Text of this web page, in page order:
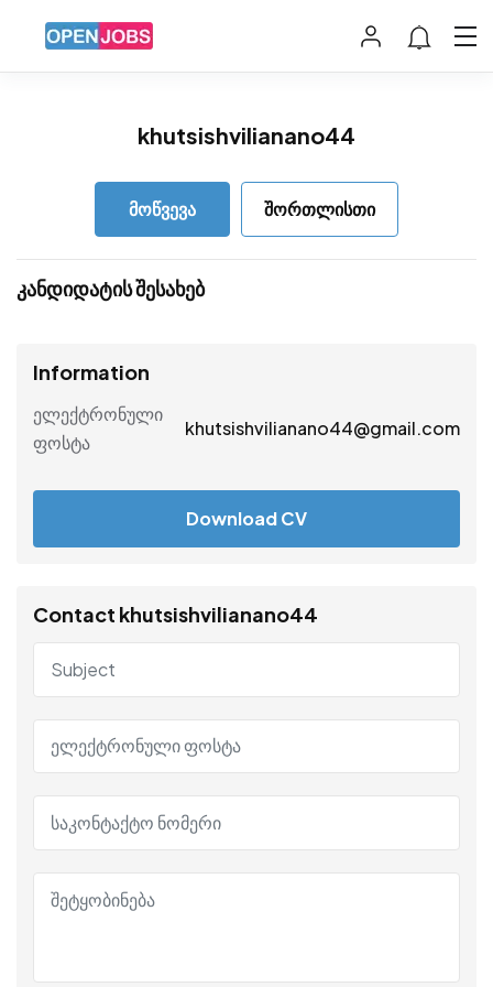
khutsishvilianano44
მოწვევა შორთლისთი
კანდიდატის შესახებ
Information
ელექტრონული
ფოსტა
khutsishvilianano44@gmail.com
Download CV
Contact khutsishvilianano44